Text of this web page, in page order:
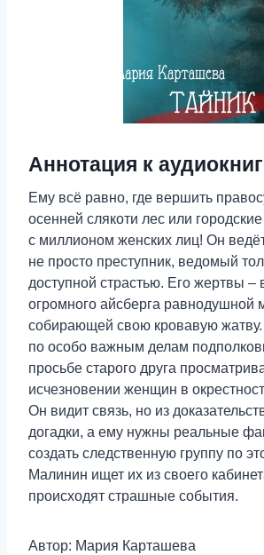
Аннотация к
Ему всё равно, где вершить
осенней слякоти лес или
с миллионом женских лиц! Он
не просто преступник, ведомый
доступной страстью. Его жертвы –
огромного айсберга равнодушной
собирающей свою кровавую
по особо важным делам
просьбе старого друга
исчезновении женщин в
Он видит связь, но из
догадки, а ему нужны реальные
создать следственную группу по
Малинин ищет их из своего
происходят страшные события.
Автор: Мария Карташева